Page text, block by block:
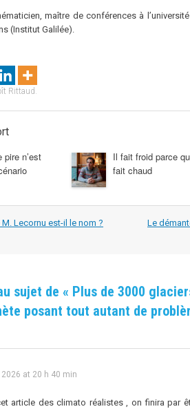
maître de conférences à
(Institut Galilée).
Rittaud .
n’est
Il fait froid parce
fait chaud
M. Lecornu est-il le nom ?
Le
sujet de « Plus de 3000
posant tout autant de
at 20 h 40 min
article des climato réalistes , on finira par